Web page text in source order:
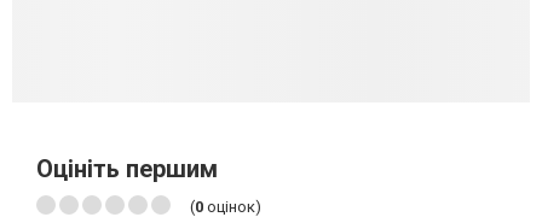
Оцініть першим
(0 оцінок)